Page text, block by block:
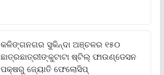
କଳିଙ୍ଗନଗର ସୁକିନ୍ଦା ଅଞ୍ଚଳର ୧୫୦
ଛାତ୍ରଛାତ୍ରୀଙ୍କୁଟାଟା ଷ୍ଟିଲ୍ ଫାଉଣ୍ଡେସନ
ପକ୍ଷରୁ ଜ୍ୟୋତି ଫେଲୋସିପ୍‌